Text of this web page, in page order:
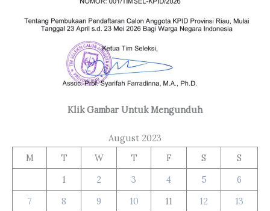
Klik Gambar Untuk Mengunduh
August 2023
M
T W T F S
S
1
2 3 4 5
6
7
8 9 10 11 12
13